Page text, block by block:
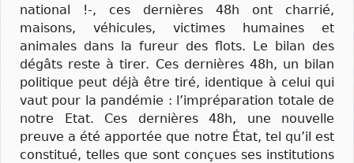
national !-, ces dernières 48h ont charrié,
maisons, véhicules, victimes humaines et
animales dans la fureur des flots. Le bilan des
dégâts reste à tirer. Ces dernières 48h, un bilan
politique peut déjà être tiré, identique à celui qui
vaut pour la pandémie : l’impréparation totale de
notre Etat. Ces dernières 48h, une nouvelle
preuve a été apportée que notre État, tel qu’il est
constitué, telles que sont conçues ses institutions